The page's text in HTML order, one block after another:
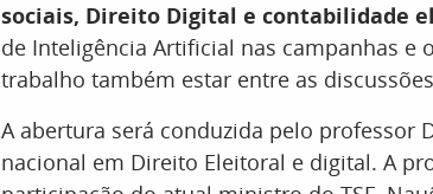
sociais, Direito Digital e contabilidade
de Inteligência Artificial nas campanhas e
trabalho também estar entre as
A abertura será conduzida pelo professor
nacional em Direito Eleitoral e digital. A